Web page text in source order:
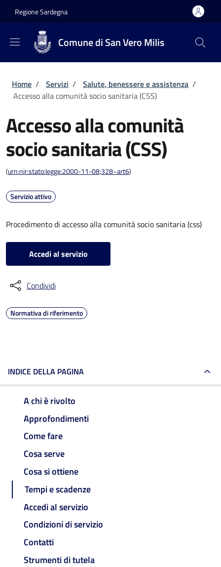
Regione Sardegna
Comune di San Vero Milis
Briciole di pane
Home / Servizi / Salute, benessere e assistenza /
Accesso alla comunità socio sanitaria (CSS)
Accesso alla comunità
socio sanitaria (CSS)
(urn:nir:stato:legge:2000-11-08;328~art6)
Servizio attivo
Procedimento di accesso alla comunità socio sanitaria (css)
Accedi al servizio
Condividi
Normativa di riferimento
INDICE DELLA PAGINA
A chi è rivolto
Approfondimenti
Come fare
Cosa serve
Cosa si ottiene
Tempi e scadenze
Accedi al servizio
Condizioni di servizio
Contatti
Strumenti di tutela